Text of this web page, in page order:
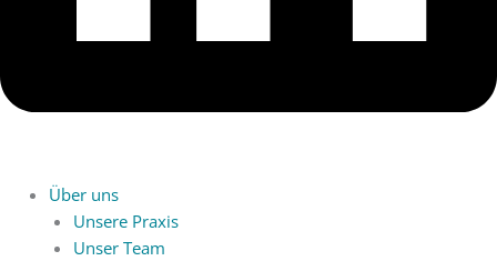
Über uns
Unsere Praxis
Unser Team